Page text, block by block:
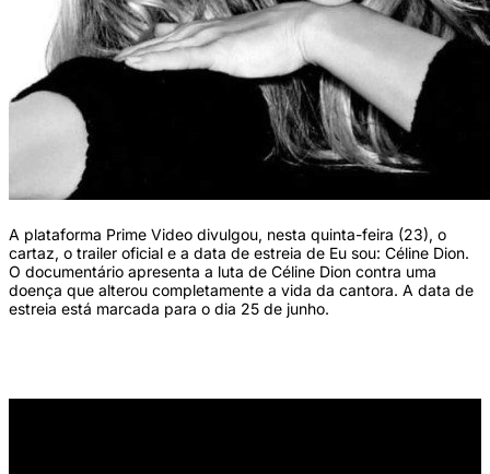
A plataforma Prime Video divulgou, nesta quinta-feira (23), o
cartaz, o trailer oficial e a data de estreia de Eu sou: Céline Dion.
O documentário apresenta a luta de Céline Dion contra uma
doença que alterou completamente a vida da cantora. A data de
estreia está marcada para o dia 25 de junho.